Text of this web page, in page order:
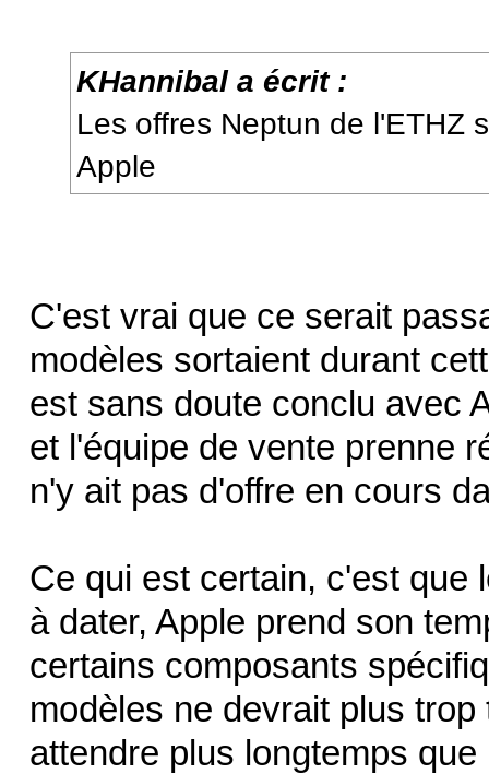
KHannibal a écrit :
Les offres Neptun de l'ETHZ
Apple
C'est vrai que ce serait
modèles sortaient durant
est sans doute conclu avec
et l'équipe de vente prenne
n'y ait pas d'offre en cours
Ce qui est certain, c'est que
à dater, Apple prend son
certains composants
modèles ne devrait plus
attendre plus longtemps que